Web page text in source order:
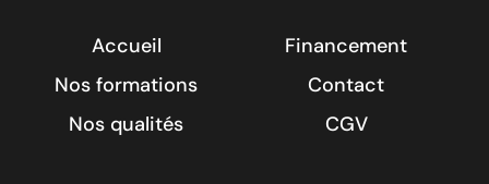
Accueil
Nos formations
Nos qualités
Financement
Contact
CGV